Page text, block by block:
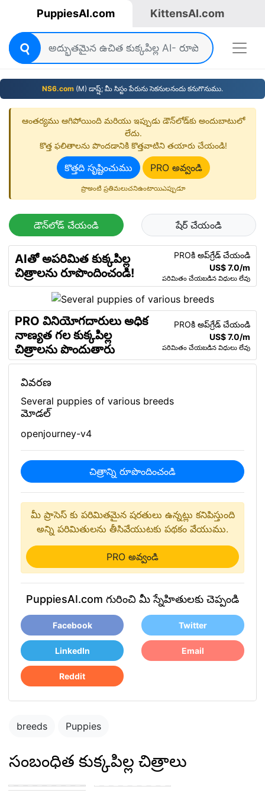
PuppiesAI.com KittensAI.com
NS6.com (M) డాష్ష్‌; మీ సిస్టం పేరును సెకనులనందు కనుగొనుము.
ఆంతర్యము ఆగిపోయింది మరియు ఇప్పుడు డౌన్‌లోడ్‌కు అందుబాటులో
లేదు.
కొత్త ఫలితాలను పొందడానికి కొత్తవాటిని తయారు చేయండి!
కొత్తది సృష్టించుము PRO అవ్వండి
ప్రొఅంటి ప్రతిమలుచనిఉంటాయిఎప్పుడూ
డౌన్‌లోడ్ చేయండి షేర్ చేయండి
AIతో అపరిమిత కుక్కపిల్ల
చిత్రాలను రూపొందించండి!
PROకి అప్‌గ్రేడ్ చేయండి
US$ 7.0/m
పరిమితం చేయబడిన విధులు లేవు
PRO వినియోగదారులు అధిక
నాణ్యత గల కుక్కపిల్ల
చిత్రాలను పొందుతారు
PROకి అప్‌గ్రేడ్ చేయండి
US$ 7.0/m
పరిమితం చేయబడిన విధులు లేవు
వివరణ
Several puppies of various breeds
మోడల్
openjourney-v4
చిత్రాన్ని రూపొందించండి
మీ ప్రాసెస్ కు పరిమితమైన షరతులు ఉన్నట్లు కనిపిస్తుంది
అన్ని పరిమితులను తీసివేయుటకు పథకం వేయుము.
PRO అవ్వండి
PuppiesAI.com గురించి మీ స్నేహితులకు చెప్పండి
Facebook Twitter
LinkedIn Email
Reddit
breeds Puppies
సంబంధిత కుక్కపిల్ల చిత్రాలు
Blue merle
cattledog and
german shepard
puppy in the park
puppies